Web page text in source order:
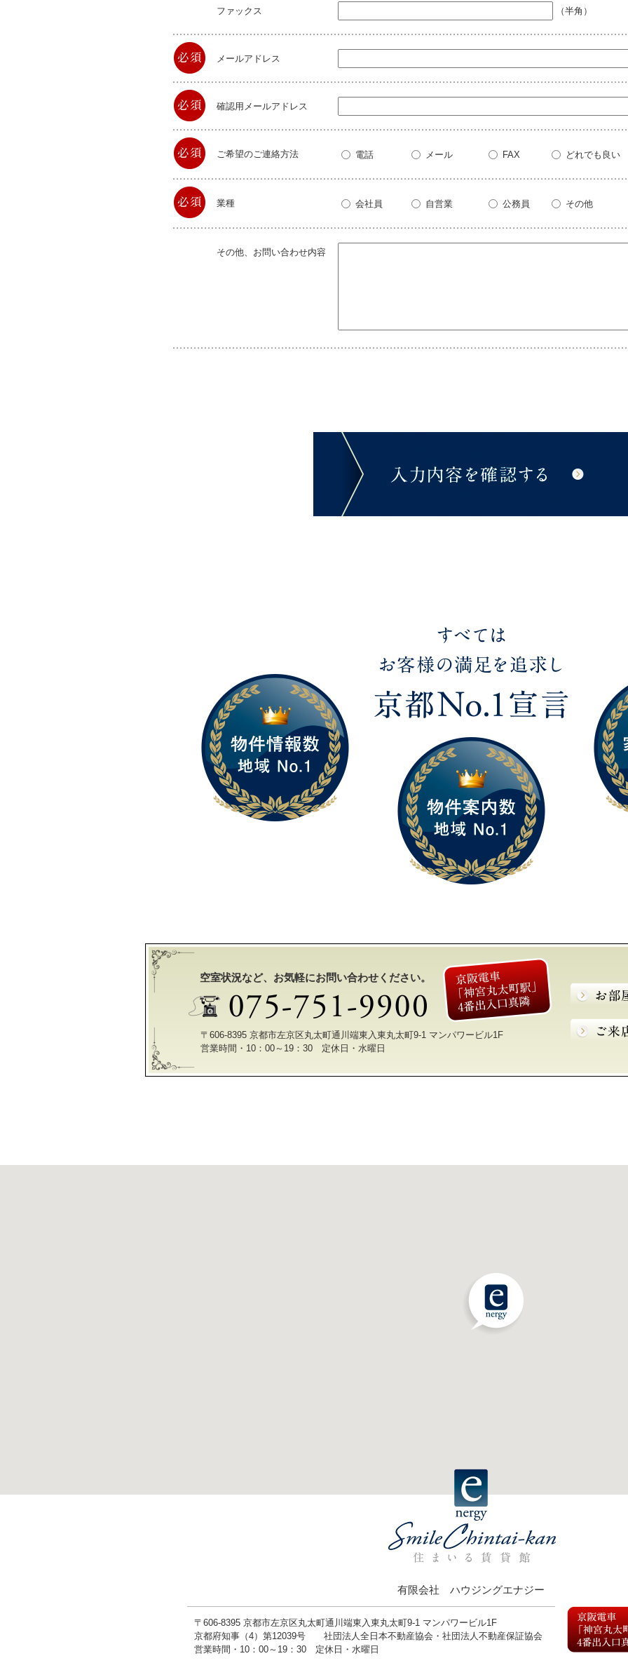
ファックス （半角）
メールアドレス
確認用メールアドレス
ご希望のご連絡方法 電話 メール FAX どれでも良い
業種 会社員 自営業 公務員 その他
その他、お問い合わせ内容
空室状況など、お気軽にお問い合わせください。
〒606-8395 京都市左京区丸太町通川端東入東丸太町9-1 マンパワービル1F
営業時間・10：00～19：30 定休日・水曜日
有限会社 ハウジングエナジー
〒606-8395 京都市左京区丸太町通川端東入東丸太町9-1 マンパワービル1F
京都府知事（4）第12039号 社団法人全日本不動産協会・社団法人不動産保証協会
営業時間・10：00～19：30 定休日・水曜日